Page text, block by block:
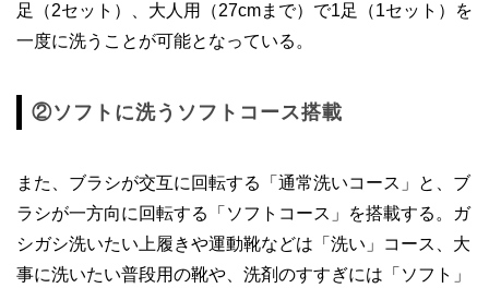
足（2セット）、大人用（27cmまで）で1足（1セット）を
一度に洗うことが可能となっている。
②ソフトに洗うソフトコース搭載
また、ブラシが交互に回転する「通常洗いコース」と、ブ
ラシが一方向に回転する「ソフトコース」を搭載する。ガ
シガシ洗いたい上履きや運動靴などは「洗い」コース、大
事に洗いたい普段用の靴や、洗剤のすすぎには「ソフト」